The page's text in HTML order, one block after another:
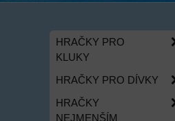
HRAČKY PRO
KLUKY
HRAČKY PRO DÍVKY
HRAČKY
NEJMENŠÍM